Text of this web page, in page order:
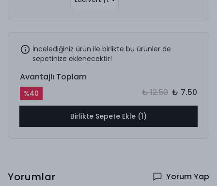
İncelediğiniz ürün ile birlikte bu ürünler de
sepetinize eklenecektir!
Avantajlı Toplam
%40 ₺ 12.50 ₺ 7.50
Birlikte Sepete Ekle (1)
Yorumlar Yorum Yap